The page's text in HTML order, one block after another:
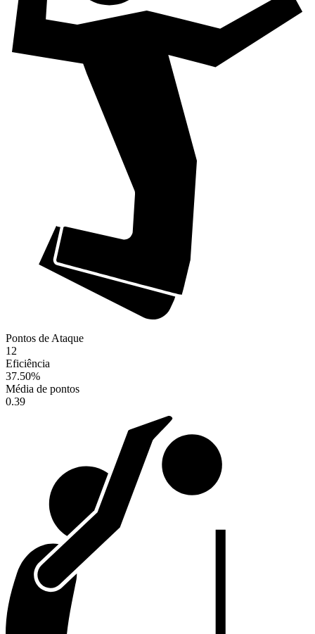
Pontos de Ataque
12
Eficiência
37.50%
Média de pontos
0.39